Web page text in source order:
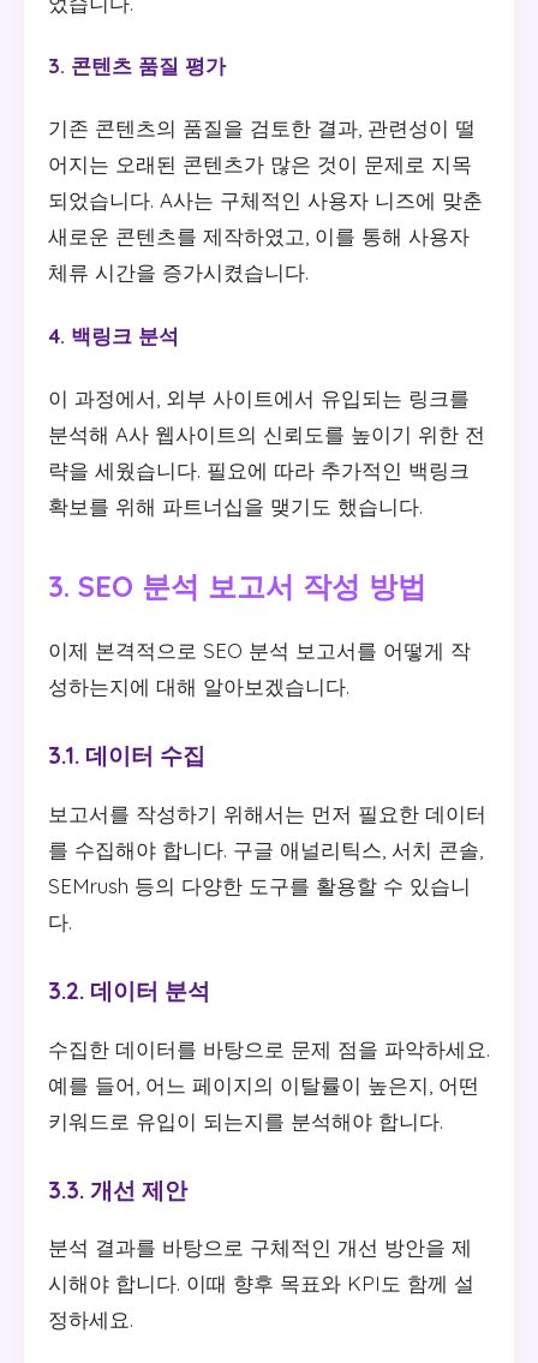
3. 콘텐츠 품질 평가
기존 콘텐츠의 품질을 검토한 결과, 관련성이 떨
어지는 오래된 콘텐츠가 많은 것이 문제로 지목
되었습니다. A사는 구체적인 사용자 니즈에 맞춘
새로운 콘텐츠를 제작하였고, 이를 통해 사용자
체류 시간을 증가시켰습니다.
4. 백링크 분석
이 과정에서, 외부 사이트에서 유입되는 링크를
분석해 A사 웹사이트의 신뢰도를 높이기 위한 전
략을 세웠습니다. 필요에 따라 추가적인 백링크
확보를 위해 파트너십을 맺기도 했습니다.
3. SEO 분석 보고서 작성 방법
이제 본격적으로 SEO 분석 보고서를 어떻게 작
성하는지에 대해 알아보겠습니다.
3.1. 데이터 수집
보고서를 작성하기 위해서는 먼저 필요한 데이터
를 수집해야 합니다. 구글 애널리틱스, 서치 콘솔,
SEMrush 등의 다양한 도구를 활용할 수 있습니
다.
3.2. 데이터 분석
수집한 데이터를 바탕으로 문제 점을 파악하세요.
예를 들어, 어느 페이지의 이탈률이 높은지, 어떤
키워드로 유입이 되는지를 분석해야 합니다.
3.3. 개선 제안
분석 결과를 바탕으로 구체적인 개선 방안을 제
시해야 합니다. 이때 향후 목표와 KPI도 함께 설
정하세요.